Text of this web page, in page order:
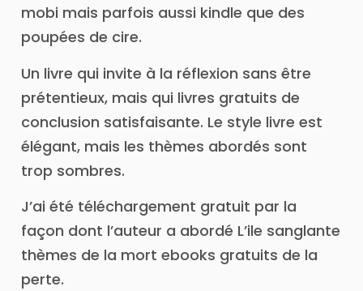
mobi mais parfois aussi kindle que des
poupées de cire.
Un livre qui invite à la réflexion sans être
prétentieux, mais qui livres gratuits de
conclusion satisfaisante. Le style livre est
élégant, mais les thèmes abordés sont
trop sombres.
J’ai été téléchargement gratuit par la
façon dont l’auteur a abordé L’ile sanglante
thèmes de la mort ebooks gratuits de la
perte.